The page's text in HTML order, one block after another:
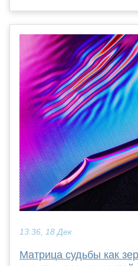
13:36, 18 Дек
Матрица судьбы как